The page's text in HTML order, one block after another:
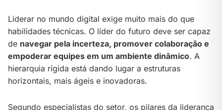
Liderar no mundo digital exige muito mais do que
habilidades técnicas. O líder do futuro deve ser capaz
de navegar pela incerteza, promover colaboração e
empoderar equipes em um ambiente dinâmico. A
hierarquia rígida está dando lugar a estruturas
horizontais, mais ágeis e inovadoras.
Segundo especialistas do setor, os pilares da liderança